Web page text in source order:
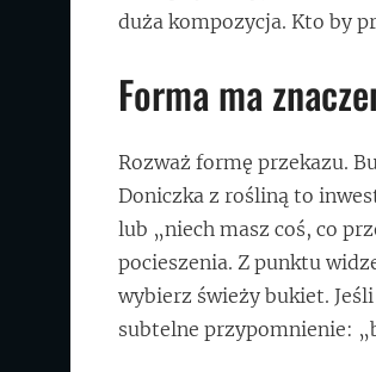
duża kompozycja. Kto by
Forma ma
Rozważ formę przekazu.
Doniczka z rośliną to
lub „niech masz coś, co
pocieszenia. Z punktu
wybierz świeży bukiet.
subtelne przypomnienie: